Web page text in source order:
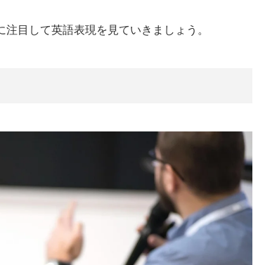
目して英語表現を見ていきましょう。